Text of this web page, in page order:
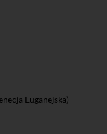
Euganejska)